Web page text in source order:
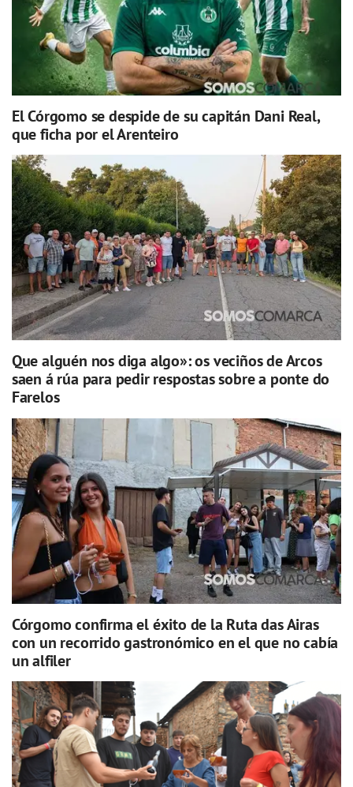
El Córgomo se despide de su capitán Dani Real,
que ficha por el Arenteiro
Que alguén nos diga algo»: os veciños de Arcos
saen á rúa para pedir respostas sobre a ponte do
Farelos
Córgomo confirma el éxito de la Ruta das Airas
con un recorrido gastronómico en el que no cabía
un alfiler